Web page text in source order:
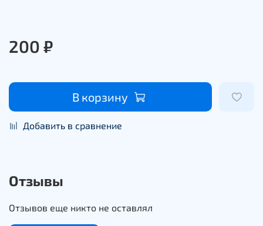
200 ₽
В корзину
Добавить в сравнение
Отзывы
Отзывов еще никто не оставлял